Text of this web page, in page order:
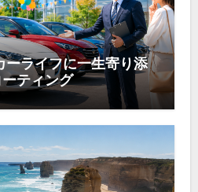
ーライフに一生寄り添
ティング